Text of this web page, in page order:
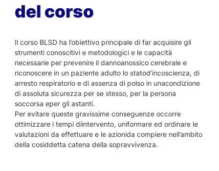
del corso
Il corso BLSD ha l’obiettivo principale di far acquisire gli
strumenti conoscitivi e metodologici e le capacità
necessarie per prevenire il dannoanossico cerebrale e
riconoscere in un paziente adulto lo statod’incoscienza, di
arresto respiratorio e di assenza di polso in unacondizione
di assoluta sicurezza per se stesso, per la persona
soccorsa eper gli astanti.
Per evitare queste gravissime conseguenze occorre
ottimizzare i tempi diintervento, uniformare ed ordinare le
valutazioni da effettuare e le azionida compiere nell’ambito
della cosiddetta catena della sopravvivenza.